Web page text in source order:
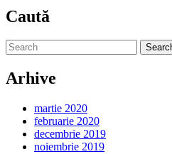
Caută
Arhive
martie 2020
februarie 2020
decembrie 2019
noiembrie 2019